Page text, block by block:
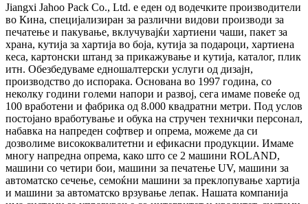
Jiangxi Jahoo Pack Co., Ltd. е еден од водечките производители
во Кина, специјализиран за различни видови производи за
печатење и пакување, вклучувајќи хартиени чаши, пакет за
храна, кутија за хартија во боја, кутија за подароци, хартиена
кеса, картонски штанд за прикажување и кутија, каталог, плик
итн. Обезбедуваме едношалтерски услуги од дизајн,
производство до испорака. Основана во 1997 година, со
неколку години големи напори и развој, сега имаме повеќе од
100 вработени и фабрика од 8.000 квадратни метри. Под услов
постојано вработување и обука на стручен технички персонал,
набавка на напреден софтвер и опрема, можеме да си
дозволиме висококвалитетни и ефикасни продукции. Имаме
многу напредна опрема, како што се 2 машини ROLAND,
машини со четири бои, машини за печатење UV, машини за
автоматско сечење, семоќни машини за преклопување хартија
и машини за автоматско врзување лепак. Нашата компанија